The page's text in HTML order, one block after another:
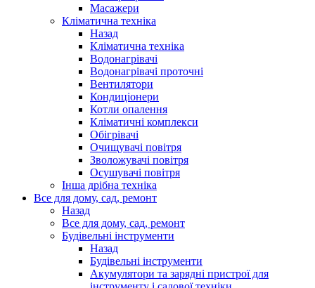
Масажери
Кліматична техніка
Назад
Кліматична техніка
Водонагрівачі
Водонагрівачі проточні
Вентилятори
Кондиціонери
Котли опалення
Кліматичні комплекси
Обігрівачі
Очищувачі повітря
Зволожувачі повітря
Осушувачі повітря
Інша дрібна техніка
Все для дому, сад, ремонт
Назад
Все для дому, сад, ремонт
Будівельні інструменти
Назад
Будівельні інструменти
Акумулятори та зарядні пристрої для